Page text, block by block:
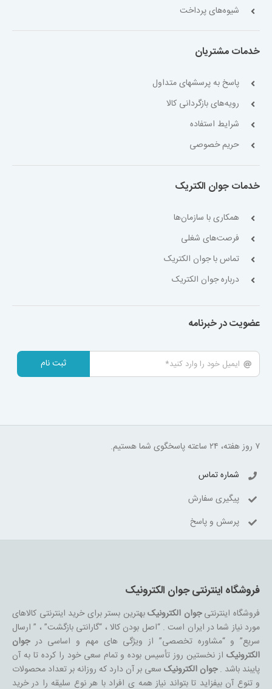
شیوه‌های پرداخت
خدمات مشتریان
پاسخ به پرسشهای متداول
رویه‌های بازگردانی کالا
شرایط استفاده
حریم خصوصی
خدمات جوان الکتریک
همکاری با سازمان‌ها
فرصت‌های شغلی
تماس با جوان الکتریک
درباره جوان الکتریک
عضویت در خبرنامه
ثبت نام
۷ روز هفته، ۲۴ ساعته پاسخگوی شما هستیم.
شماره تماس
پیگیری سفارش
پرسش و پاسخ
فروشگاه اینترنتی جوان الکترونیک
فروشگاه اینترنتیجوان الکترونیکبهترین بستر برای خرید اینترنتی کالاهای
مورد نیاز شما در ایران است . “اصل بودن کالا ، “گارانتی بازگشت” ، ” ارسال
سریع” و “مشاوره تخصصی” از ویژگی های مهم و اساسی درجوان
الکترونیکاز نخستین روز تأسیس بوده و تمام سعی خود را کرده تا به آن
پایبند باشد .جوان الکترونیکسعی بر آن دارد که روزانه بر تعداد محصولات
و تنوع آن بیفزاید تا بتواند نیاز همه ی افراد با هر نوع سلیقه را در خرید